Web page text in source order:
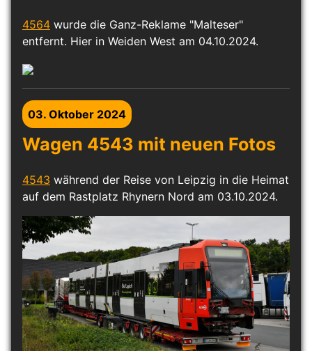
4564 wurde die Ganz-Reklame "Malteser"
entfernt. Hier in Weiden West am 04.10.2024.
03. Oktober 2024
Wagen 4543 mit neuen Fotos
4543 während der Reise von Leipzig in die Heimat
auf dem Rastplatz Rhynern Nord am 03.10.2024.